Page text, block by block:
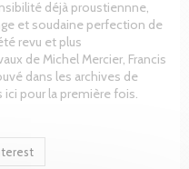
déjà proustiennne,
et soudaine perfection de
revu et plus
de Michel Mercier, Francis
dans les archives de
pour la première fois.